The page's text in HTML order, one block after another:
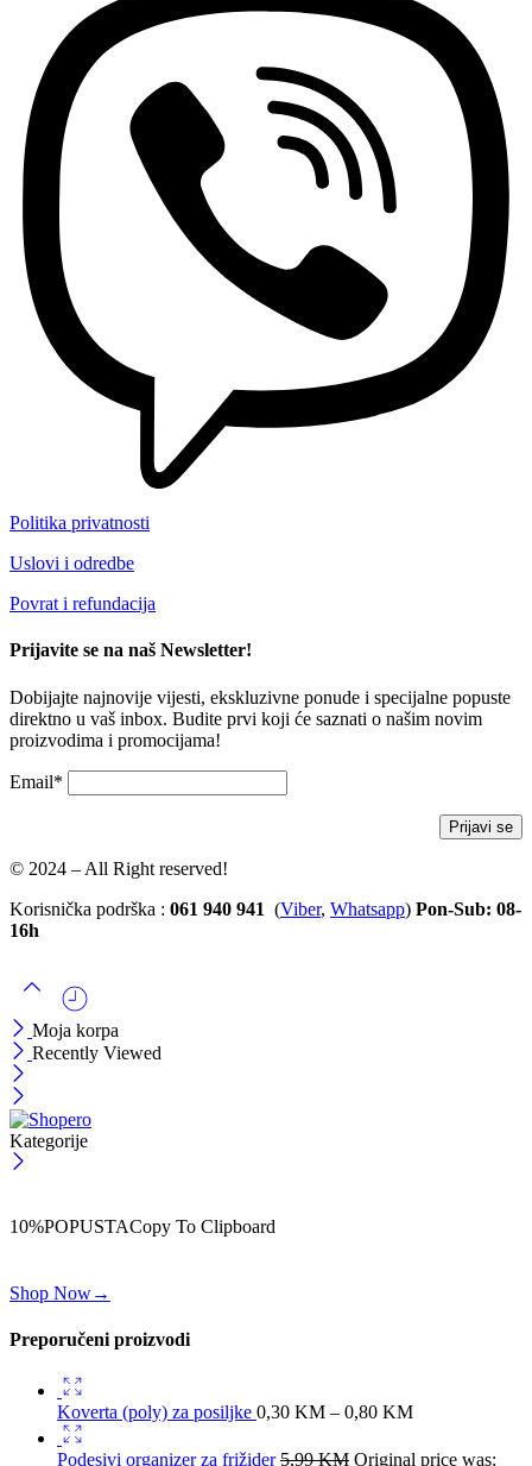
Politika privatnosti
Uslovi i odredbe
Povrat i refundacija
Prijavite se na naš Newsletter!
Dobijajte najnovije vijesti, ekskluzivne ponude i specijalne popuste
direktno u vaš inbox. Budite prvi koji će saznati o našim novim
proizvodima i promocijama!
Email*
© 2024 – All Right reserved!
Korisnička podrška : 061 940 941 (Viber, Whatsapp) Pon-Sub: 08-
16h
Moja korpa
Recently Viewed
Kategorije
10%POPUSTACopy To Clipboard
Shop Now→
Preporučeni proizvodi
Koverta (poly) za posiljke 0,30 KM – 0,80 KM
Podesivi organizer za frižider5,99KM Original price was: